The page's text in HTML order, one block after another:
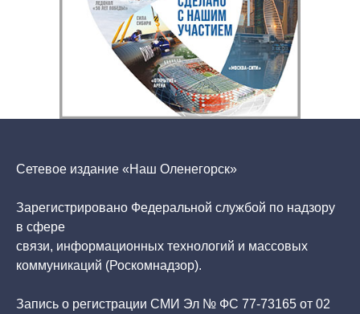
Сетевое издание «Наш Оленегорск»
Зарегистрировано Федеральной службой по надзору
в сфере
связи, информационных технологий и массовых
коммуникаций (Роскомнадзор).
Запись о регистрации СМИ Эл № ФС 77-73165 от 02